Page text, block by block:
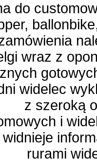
do
wraz z
widelec
z szeroką
i
rurami